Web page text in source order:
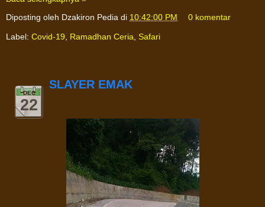
Diposting oleh Dzakiron Pedia di 10:42:00 PM 0 komentar
Label: Covid-19 Ramadhan Ceria Safari
DEC
22
SLAYER EMAK